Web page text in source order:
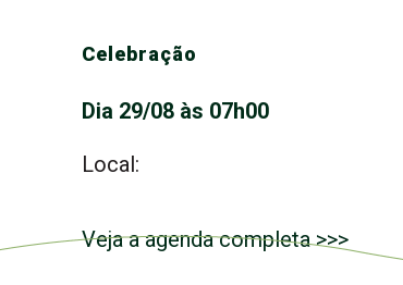
Celebração
Dia 29/08 às 07h00
Local:
Veja a agenda completa >>>